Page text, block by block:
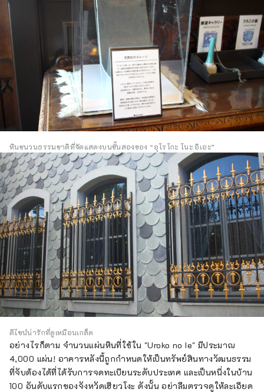
หินชนวนธรรมชาติที่จัดแสดงบนชั้นสองของ “อุโรโกะ โนะ อิเอะ”
ดีไซน์น่ารักที่ดูเหมือนเกล็ด
อย่างไรก็ตาม จำนวนแผ่นหินที่ใช้ใน "Uroko no Ie" มีประมาณ
4,000 แผ่น! อาคารหลังนี้ถูกกำหนดให้เป็นทรัพย์สินทางวัฒนธรรม
ที่จับต้องได้ที่ได้รับการจดทะเบียนระดับประเทศ และเป็นหนึ่งในบ้าน
100 อันดับแรกของจังหวัดเฮียวโงะ ดังนั้น อย่าลืมตรวจดูให้ละเอียด